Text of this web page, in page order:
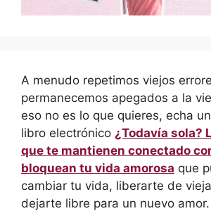
A menudo repetimos viejos
permanecemos apegados a la
eso no es lo que quieres, echa
libro electrónico ¿Todavía sola?
que te mantienen conectado
bloquean tu vida amorosa que
cambiar tu vida, liberarte de
dejarte libre para un nuevo amor.